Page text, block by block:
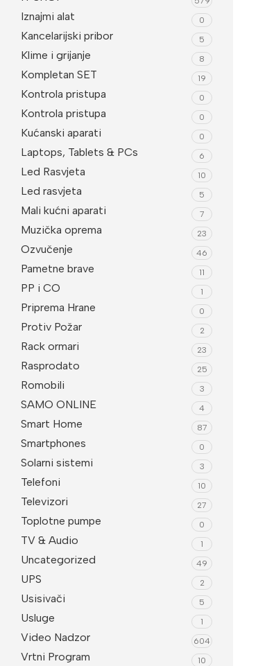
Dodatna Oprema
BNC konektori
Kutije za kamere
Nosači za kamere
Iznajmi alat 0
Kancelarijski pribor 5
Klime i grijanje 8
Kompletan SET 19
Kontrola pristupa 0
Kontrola pristupa 0
Kućanski aparati 0
Laptops, Tablets & PCs 6
Led Rasvjeta 10
Led rasvjeta 5
Mali kućni aparati 7
Muzička oprema 23
Ozvučenje 46
Pametne brave 11
PP i CO 1
Priprema Hrane 0
Protiv Požar 2
Rack ormari 23
Rasprodato 25
Romobili 3
SAMO ONLINE 4
Smart Home 87
Smartphones 0
Solarni sistemi 3
Telefoni 10
Televizori 27
Toplotne pumpe 0
TV & Audio 1
Uncategorized 49
UPS 2
Usisivači 5
Usluge 1
Video Nadzor 604
Vrtni Program 10